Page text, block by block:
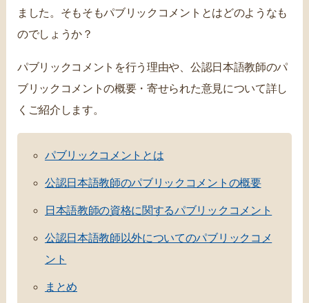
ました。そもそもパブリックコメントとはどのようなも
のでしょうか？
パブリックコメントを行う理由や、公認日本語教師のパ
ブリックコメントの概要・寄せられた意見について詳し
くご紹介します。
パブリックコメントとは
公認日本語教師のパブリックコメントの概要
日本語教師の資格に関するパブリックコメント
公認日本語教師以外についてのパブリックコメ
ント
まとめ